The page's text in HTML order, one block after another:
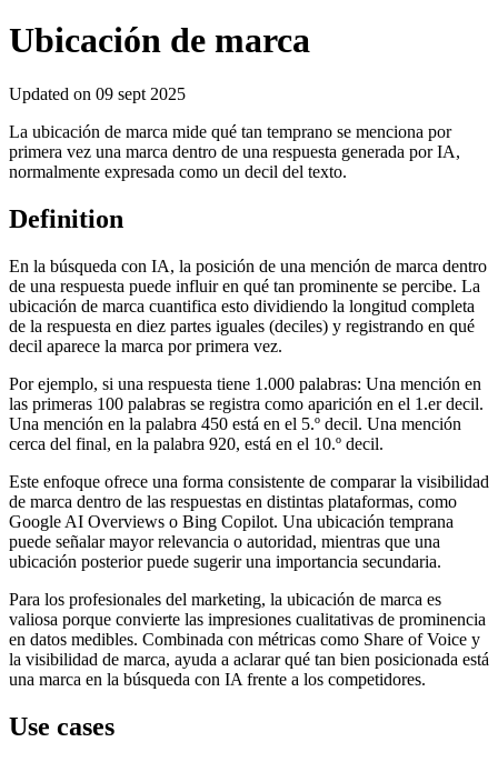
Ubicación de marca
Updated on 09 sept 2025
La ubicación de marca mide qué tan temprano se menciona por
primera vez una marca dentro de una respuesta generada por IA,
normalmente expresada como un decil del texto.
Definition
En la búsqueda con IA, la posición de una mención de marca dentro
de una respuesta puede influir en qué tan prominente se percibe. La
ubicación de marca cuantifica esto dividiendo la longitud completa
de la respuesta en diez partes iguales (deciles) y registrando en qué
decil aparece la marca por primera vez.
Por ejemplo, si una respuesta tiene 1.000 palabras: Una mención en
las primeras 100 palabras se registra como aparición en el 1.er decil.
Una mención en la palabra 450 está en el 5.º decil. Una mención
cerca del final, en la palabra 920, está en el 10.º decil.
Este enfoque ofrece una forma consistente de comparar la visibilidad
de marca dentro de las respuestas en distintas plataformas, como
Google AI Overviews o Bing Copilot. Una ubicación temprana
puede señalar mayor relevancia o autoridad, mientras que una
ubicación posterior puede sugerir una importancia secundaria.
Para los profesionales del marketing, la ubicación de marca es
valiosa porque convierte las impresiones cualitativas de prominencia
en datos medibles. Combinada con métricas como Share of Voice y
la visibilidad de marca, ayuda a aclarar qué tan bien posicionada está
una marca en la búsqueda con IA frente a los competidores.
Use cases